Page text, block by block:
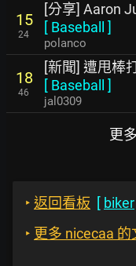
15
24
[分享] Aaron
[ Baseball ]
polanco
18
46
[新聞] 遭甩棒
[ Baseball ]
jal0309
更
‣ 返回看板 [ biker
‣ 更多 nicecaa 的